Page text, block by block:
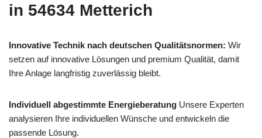
in 54634 Metterich
Innovative Technik nach deutschen Qualitätsnormen: Wir
setzen auf innovative Lösungen und premium Qualität, damit
Ihre Anlage langfristig zuverlässig bleibt.
Individuell abgestimmte Energieberatung Unsere Experten
analysieren Ihre individuellen Wünsche und entwickeln die
passende Lösung.